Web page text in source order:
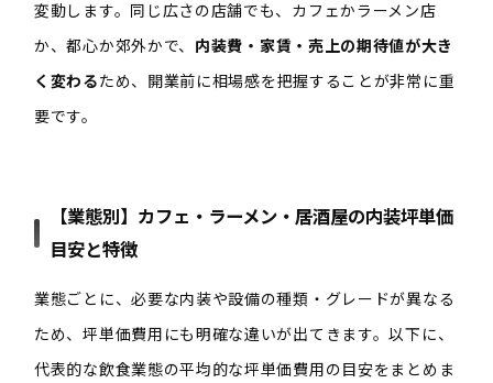
変動します。同じ広さの店舗でも、カフェかラーメン店
か、都心か郊外かで、 内装費・家賃・売上の期待値が大き
く変わるため、開業前に相場感を把握することが非常に重
要です。
【業態別】カフェ・ラーメン・居酒屋の内装坪単価
目安と特徴
業態ごとに、必要な内装や設備の種類・グレードが異なる
ため、坪単価費用にも明確な違いが出てきます。以下に、
代表的な飲食業態の平均的な坪単価費用の目安をまとめま